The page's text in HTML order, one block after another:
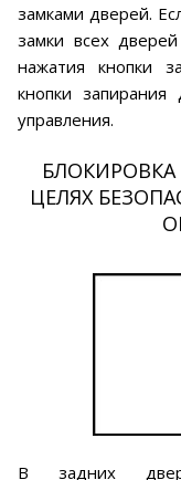
замками дверей.
замки всех
нажатия кнопки
кнопки запирания
управления.
ЦЕЛЯХ
В задних